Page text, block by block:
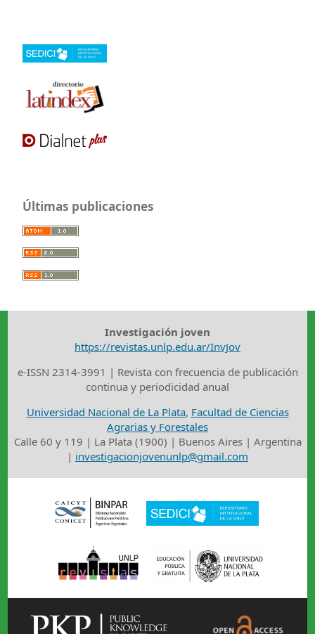
Últimas publicaciones
Investigación joven
https://revistas.unlp.edu.ar/InvJov
e-ISSN 2314-3991 | Revista con frecuencia de publicación
continua y periodicidad anual
Universidad Nacional de La Plata, Facultad de Ciencias
Agrarias y Forestales
Calle 60 y 119 | La Plata (1900) | Buenos Aires | Argentina
| investigacionjovenunlp@gmail.com